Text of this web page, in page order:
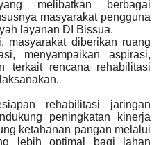
melibatkan berbagai
masyarakat pengguna
layanan DI Bissua.
masyarakat diberikan ruang
menyampaikan aspirasi,
terkait rencana rehabilitasi
rehabilitasi jaringan
peningkatan kinerja
ketahanan pangan melalui
lebih optimal bagi lahan